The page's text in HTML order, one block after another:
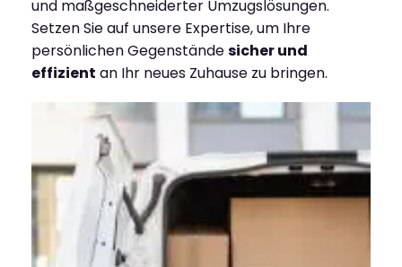
und maßgeschneiderter Umzugslösungen.
Setzen Sie auf unsere Expertise, um Ihre
persönlichen Gegenständesicher und
effizient an Ihr neues Zuhause zu bringen.